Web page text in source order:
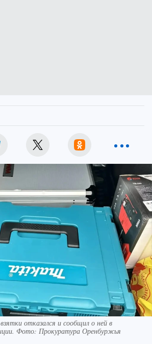
отказался и сообщил о ней в
Фото: Прокуратура Оренбуржья